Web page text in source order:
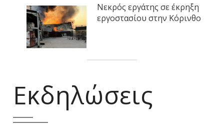
Νεκρός εργάτης σε έκρηξη
εργοστασίου στην Κόρινθο
Εκδηλώσεις